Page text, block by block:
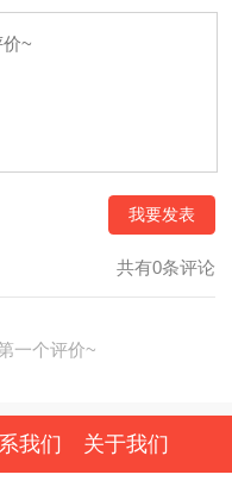
我要发表
共有0条评论
一个评价~
我们 关于我们